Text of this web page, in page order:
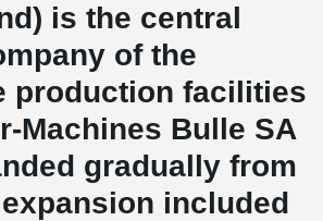
is the central
of the
production facilities
Machines Bulle SA
gradually from
included